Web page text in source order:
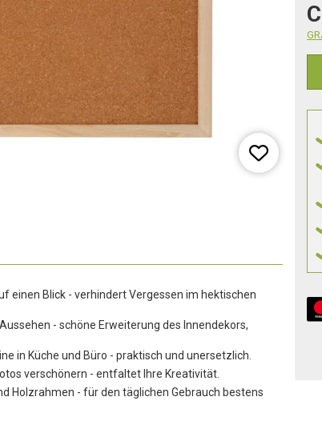
einen Blick - verhindert Vergessen im hektischen
- schöne Erweiterung des Innendekors,
in Küche und Büro - praktisch und unersetzlich.
verschönern - entfaltet Ihre Kreativität.
Holzrahmen - für den täglichen Gebrauch bestens